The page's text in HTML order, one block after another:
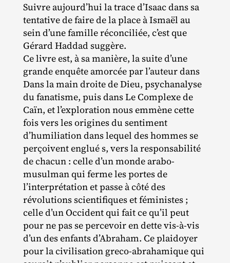
Suivre aujourd’hui la trace d’Isaac dans sa
tentative de faire de la place à Ismaël au
sein d’une famille réconciliée, c’est que
Gérard Haddad suggère.
Ce livre est, à sa manière, la suite d’une
grande enquête amorcée par l’auteur dans
Dans la main droite de Dieu, psychanalyse
du fanatisme, puis dans Le Complexe de
Caïn, et l’exploration nous emmène cette
fois vers les origines du sentiment
d’humiliation dans lequel des hommes se
perçoivent englué s, vers la responsabilité
de chacun : celle d’un monde arabo‐​
musulman qui ferme les portes de
l’interprétation et passe à côté des
révolutions scientifiques et féministes ;
celle d’un Occident qui fait ce qu’il peut
pour ne pas se percevoir en dette vis‐​à‐​vis
d’un des enfants d’Abraham. Ce plaidoyer
pour la civilisation greco‐​abrahamique qui